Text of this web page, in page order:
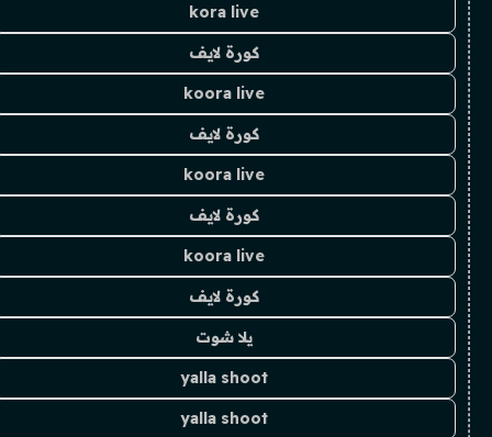
kora live
كورة لايف
koora live
كورة لايف
koora live
كورة لايف
koora live
كورة لايف
يلا شوت
yalla shoot
yalla shoot